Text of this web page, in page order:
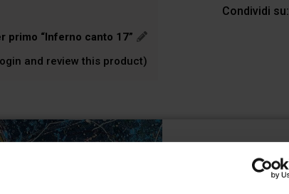
Condividi su:
primo “Inferno canto 17”
and review this product)